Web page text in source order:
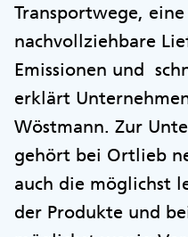
Transportwege, eine
nachvollziehbare
Emissionen und
erklärt
Wöstmann. Zur
gehört bei Ortlieb
auch die möglichst
der Produkte und